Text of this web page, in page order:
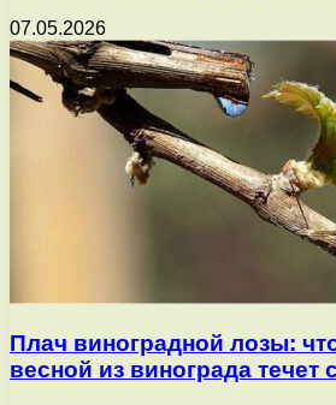
07.05.2026
Плач виноградной лозы:
весной из винограда течет